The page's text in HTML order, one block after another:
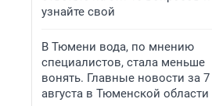
узнайте свой
В Тюмени вода, по мнению
специалистов, стала меньше
вонять. Главные новости за 7
августа в Тюменской области